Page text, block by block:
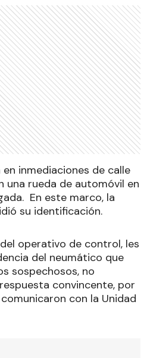
inmediaciones de calle
una rueda de automóvil en
En este marco, la
su identificación.
operativo de control, les
del neumático que
sospechosos, no
convincente, por
con la Unidad